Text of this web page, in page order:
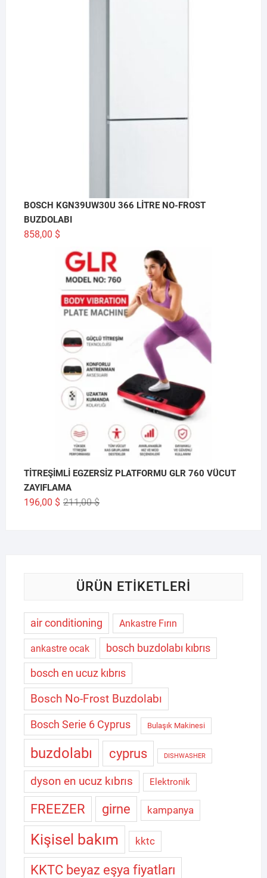
BOSCH KGN39UW30U 366 LİTRE NO-FROST
BUZDOLABI
858,00 $
TİTREŞİMLİ EGZERSİZ PLATFORMU GLR 760 VÜCUT
ZAYIFLAMA
211,00$Orijinal
196,00 $
Şu
ÜRÜN ETIKETLERI
air conditioning Ankastre Fırın
ankastre ocak
bosch buzdolabı kıbrıs
bosch en ucuz kıbrıs
Bosch No-Frost Buzdolabı
Bosch Serie 6 Cyprus Bulaşık Makinesi
buzdolabı cyprus DISHWASHER
dyson en ucuz kıbrıs Elektronik
FREEZER girne kampanya
Kişisel bakım kktc
KKTC beyaz eşya fiyatları